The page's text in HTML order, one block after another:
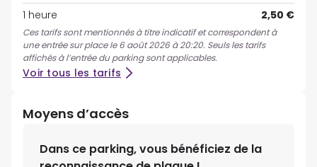
1 heure
2,50 €
Ces tarifs sont mentionnés à titre indicatif et correspondent à
une entrée sur place le 6 août 2026 à 20:20. Seuls les tarifs
affichés à l’entrée du parking sont applicables.
Voir tous les tarifs
Moyens d’accès
Dans ce parking, vous bénéficiez de la